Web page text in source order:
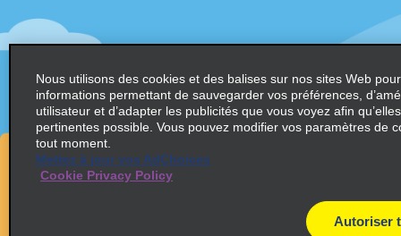
Commencer une réservation
Afficher/Modifier/Annuler
Enregistrement accéléré
Prise en charge express
Voyages précédents / Reçus
Locations de véhicules aller simple
Alamo
Ouvrir
Nous utilisons des cookies et des balises sur nos sites Web
informations permettant de sauvegarder vos préférences,
utilisateur et d’adapter les publicités que vous voyez afin
pertinentes possible. Vous pouvez modifier vos paramètres de
tout moment.
Mettez à jour vos AdChoices
Cookie Privacy Policy
Autoriser